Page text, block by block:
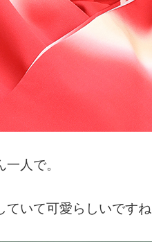
人で。
ていて可愛らしいです